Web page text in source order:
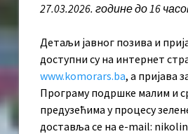
27.03.2026. године до 16
Детаљи јавног позива и
доступни су на интернет
www.komorars.ba, а пријава
Програму подршке малим и
предузећима у процесу
доставља се на e-mail: